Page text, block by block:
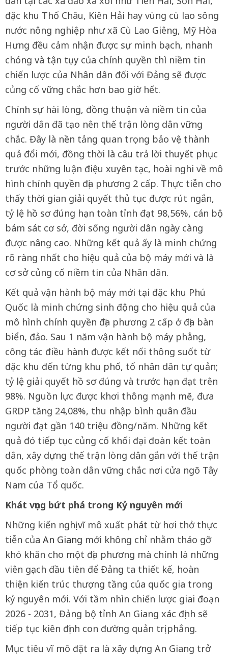
đặc khu Thổ Châu, Kiên Hải hay vùng cù lao sông
nước nông nghiệp như xã Cù Lao Giêng, Mỹ Hòa
Hưng đều cảm nhận được sự minh bạch, nhanh
chóng và tận tụy của chính quyền thì niềm tin
chiến lược của Nhân dân đối với Đảng sẽ được
củng cố vững chắc hơn bao giờ hết.
Chính sự hài lòng, đồng thuận và niềm tin của
người dân đã tạo nên thế trận lòng dân vững
chắc. Đây là nền tảng quan trọng bảo vệ thành
quả đổi mới, đồng thời là câu trả lời thuyết phục
trước những luận điệu xuyên tạc, hoài nghi về mô
hình chính quyền địa phương 2 cấp. Thực tiễn cho
thấy thời gian giải quyết thủ tục được rút ngắn,
tỷ lệ hồ sơ đúng hạn toàn tỉnh đạt 98,56%, cán bộ
bám sát cơ sở, đời sống người dân ngày càng
được nâng cao. Những kết quả ấy là minh chứng
rõ ràng nhất cho hiệu quả của bộ máy mới và là
cơ sở củng cố niềm tin của Nhân dân.
Kết quả vận hành bộ máy mới tại đặc khu Phú
Quốc là minh chứng sinh động cho hiệu quả của
mô hình chính quyền địa phương 2 cấp ở địa bàn
biển, đảo. Sau 1 năm vận hành bộ máy phẳng,
công tác điều hành được kết nối thông suốt từ
đặc khu đến từng khu phố, tổ nhân dân tự quản;
tỷ lệ giải quyết hồ sơ đúng và trước hạn đạt trên
98%. Nguồn lực được khơi thông mạnh mẽ, đưa
GRDP tăng 24,08%, thu nhập bình quân đầu
người đạt gần 140 triệu đồng/năm. Những kết
quả đó tiếp tục củng cố khối đại đoàn kết toàn
dân, xây dựng thế trận lòng dân gắn với thế trận
quốc phòng toàn dân vững chắc nơi cửa ngõ Tây
Nam của Tổ quốc.
Khát vọng bứt phá trong Kỷ nguyên mới
Những kiến nghị vĩ mô xuất phát từ hơi thở thực
tiễn của An Giang mới không chỉ nhằm tháo gỡ
khó khăn cho một địa phương mà chính là những
viên gạch đầu tiên để Đảng ta thiết kế, hoàn
thiện kiến trúc thượng tầng của quốc gia trong
kỷ nguyên mới. Với tầm nhìn chiến lược giai đoạn
2026 - 2031, Đảng bộ tỉnh An Giang xác định sẽ
tiếp tục kiên định con đường quản trị phẳng.
Mục tiêu vĩ mô đặt ra là xây dựng An Giang trở